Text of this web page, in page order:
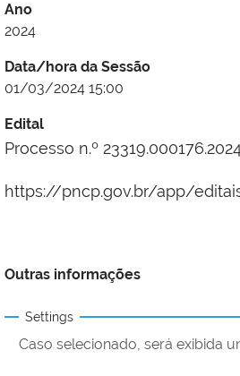
Ano
2024
Data/hora da Sessão
01/03/2024 15:00
Edital
Processo n.º
https://pncp.gov.br/app/
Outras informações
Settings
Caso selecionado, será exibida